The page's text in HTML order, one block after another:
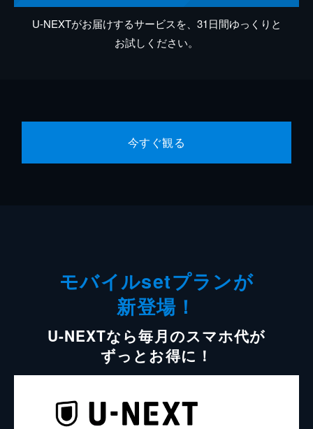
U-NEXTがお届けするサービスを、31日間ゆっくりと
お試しください。
今すぐ観る
モバイルsetプランが
新登場！
U-NEXTなら毎月のスマホ代が
ずっとお得に！